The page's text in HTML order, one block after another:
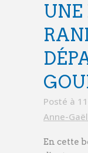
UNE
Posté à
Anne-
En cette